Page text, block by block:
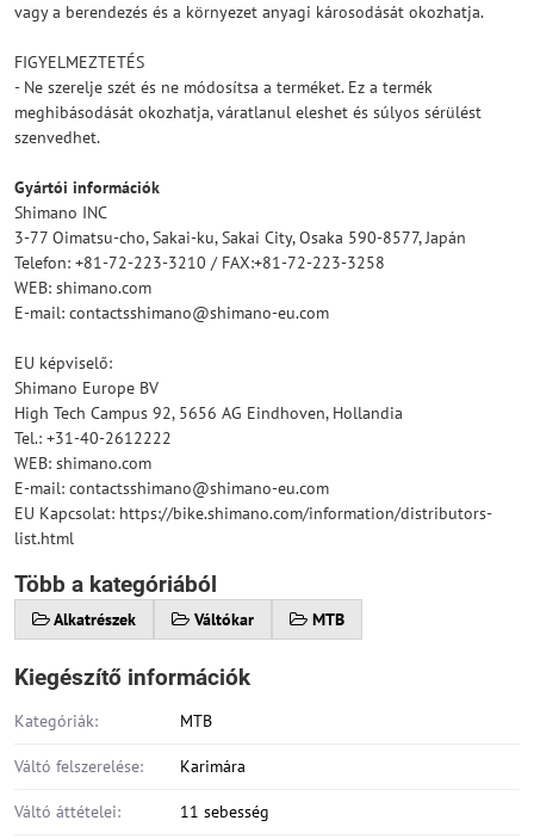
vagy a berendezés és a környezet anyagi károsodását okozhatja.
FIGYELMEZTETÉS
- Ne szerelje szét és ne módosítsa a terméket. Ez a termék
meghibásodását okozhatja, váratlanul eleshet és súlyos sérülést
szenvedhet.
Gyártói információk
Shimano INC
3-77 Oimatsu-cho, Sakai-ku, Sakai City, Osaka 590-8577, Japán
Telefon: +81-72-223-3210 / FAX:+81-72-223-3258
WEB: shimano.com
E-mail: contactsshimano@shimano-eu.com
EU képviselő:
Shimano Europe BV
High Tech Campus 92, 5656 AG Eindhoven, Hollandia
Tel.: +31-40-2612222
WEB: shimano.com
E-mail: contactsshimano@shimano-eu.com
EU Kapcsolat: https://bike.shimano.com/information/distributors-
list.html
Több a kategóriából
Alkatrészek Váltókar MTB
Kiegészítő információk
Kategóriák: MTB
Váltó felszerelése: Karimára
Váltó áttételei: 11 sebesség